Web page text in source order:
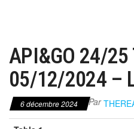
API&GO 24/25
05/12/2024 –
6 décembre 2024 Par